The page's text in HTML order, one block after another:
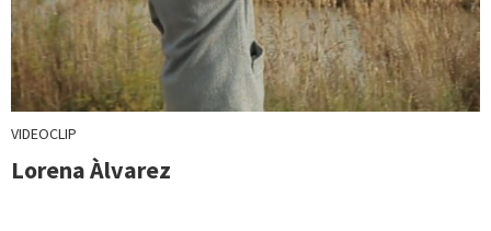
VIDEOCLIP
Lorena Àlvarez